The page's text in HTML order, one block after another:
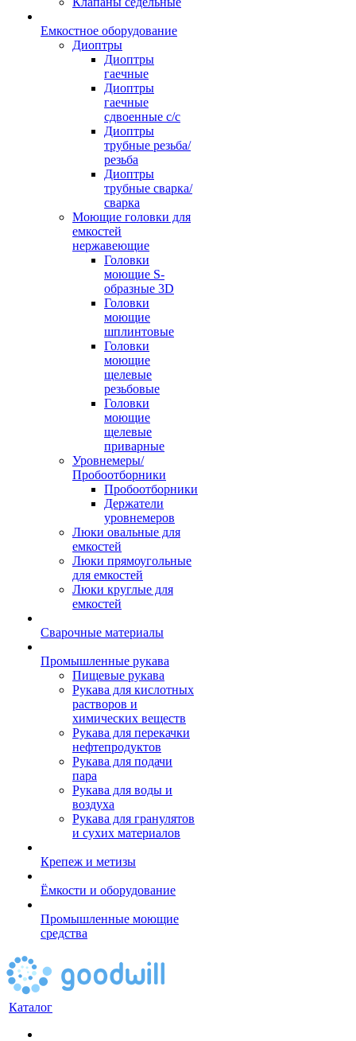
Емкостное оборудование
Диоптры
Диоптры
гаечные
Диоптры
гаечные
сдвоенные c/c
Диоптры
трубные резьба/
резьба
Диоптры
трубные сварка/
сварка
Моющие головки для
емкостей
нержавеющие
Головки
моющие S-
образные 3D
Головки
моющие
шплинтовые
Головки
моющие
щелевые
резьбовые
Головки
моющие
щелевые
приварные
Уровнемеры/
Пробоотборники
Пробоотборники
Держатели
уровнемеров
Люки овальные для
емкостей
Люки прямоугольные
для емкостей
Люки круглые для
емкостей
Сварочные материалы
Промышленные рукава
Пищевые рукава
Рукава для кислотных
растворов и
химических веществ
Рукава для перекачки
нефтепродуктов
Рукава для подачи
пара
Рукава для воды и
воздуха
Рукава для гранулятов
и сухих материалов
Крепеж и метизы
Ёмкости и оборудование
Промышленные моющие
средства
Каталог